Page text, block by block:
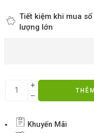
Tiết kiệm khi mua số
lượng lớn
Khuyến Mãi